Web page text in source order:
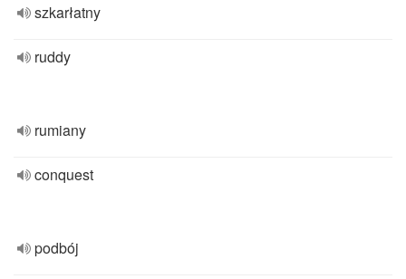
szkarłatny
ruddy
rumiany
conquest
podbój